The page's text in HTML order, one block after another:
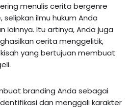
menulis cerita bergenre
ilmu hukum Anda
lainnya. Itu artinya, Anda juga
cerita menggelitik,
yang bertujuan membuat
branding Anda sebagai
dan menggali karakter